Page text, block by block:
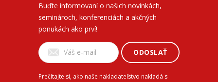
Buďte informovaní o našich novinkách,
seminároch, konferenciách a akčných
ponukách ako prví!
ODOSLAŤ
Prečítajte si, ako naše nakladateľstvo nakladá s